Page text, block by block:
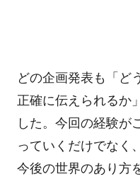
どの企画発表も「ど
正確に伝えられるか
した。今回の経験が
っていくだけでなく
今後の世界のあり方